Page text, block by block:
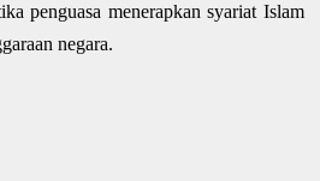
penguasa menerapkan syariat Islam
negara.